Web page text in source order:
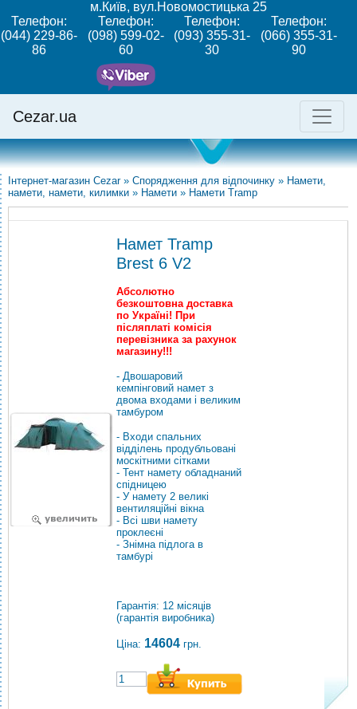
м.Київ, вул.Новомостицька 25
Телефон:
(044) 229-86-
86
Телефон:
(098) 599-02-
60
Телефон:
(093) 355-31-
30
Телефон:
(066) 355-31-
90
Cezar.ua
Інтернет-магазин Cezar » Спорядження для відпочинку » Намети,
намети, намети, килимки » Намети » Намети Tramp
Намет Tramp
Brest 6 V2
Абсолютно
безкоштовна доставка
по Україні! При
післяплаті комісія
перевізника за рахунок
магазину!!!
- Двошаровий
кемпінговий намет з
двома входами і великим
тамбуром
- Входи спальних
відділень продубльовані
москітними сітками
- Тент намету обладнаний
спідницею
- У намету 2 великі
вентиляційні вікна
- Всі шви намету
проклеєні
- Знімна підлога в
тамбурі
Гарантія: 12 місяців
(гарантія виробника)
Ціна: 14604 грн.